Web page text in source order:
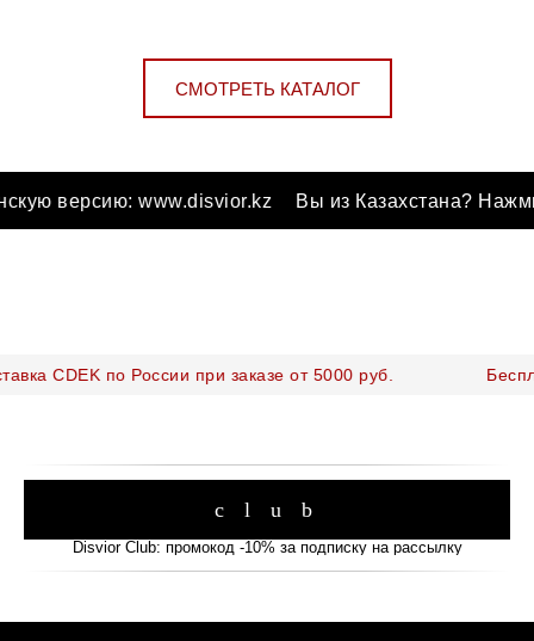
СМОТРЕТЬ КАТАЛОГ
версию: www.disvior.kz Вы из Казахстана?
CDEK по России при заказе от 5000 руб.
c l u b
Disvior Club: промокод -10% за подписку на рассылку